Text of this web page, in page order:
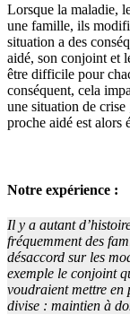
Lorsque la maladie,
une famille, ils
situation a des
aidé, son conjoint et
être difficile pour
conséquent, cela
une situation de
proche aidé est alors
Notre expérience :
Il y a autant
fréquemment des
désaccord sur les
exemple le conjoint
voudraient mettre en
divise : maintien à